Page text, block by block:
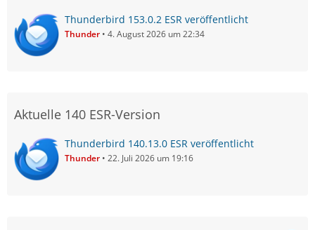
Thunderbird 153.0.2 ESR veröffentlicht
Thunder 4. August 2026 um 22:34
Aktuelle 140 ESR-Version
Thunderbird 140.13.0 ESR veröffentlicht
Thunder 22. Juli 2026 um 19:16